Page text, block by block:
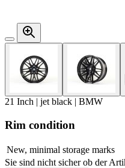
21 Inch | jet black | BMW
Rim condition
New, minimal storage marks
Sie sind nicht sicher ob der